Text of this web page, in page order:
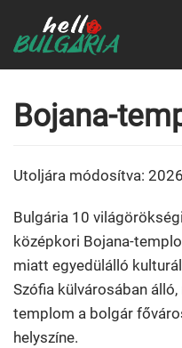
Skip
to
content
Bojana-
Utoljára módosítva:
Bulgária 10
középkori Bojana-
miatt egyedülálló
Szófia külvárosában
templom a bolgár
helyszíne.